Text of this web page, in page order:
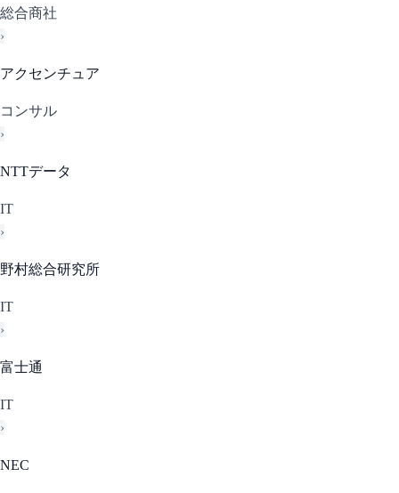
総合商社
›
アクセンチュア
コンサル
›
NTTデータ
IT
›
野村総合研究所
IT
›
富士通
IT
›
NEC